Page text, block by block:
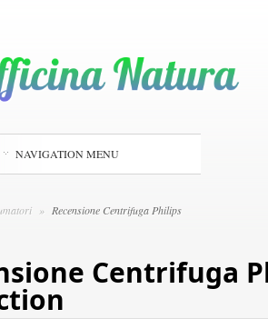
NAVIGATION MENU
» Recensione Centrifuga Philips
Centrifuga